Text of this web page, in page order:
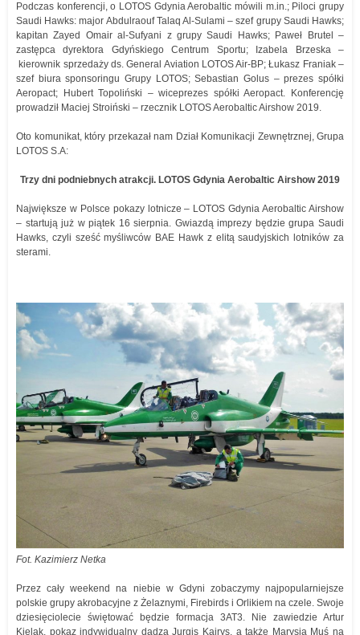
Podczas konferencji, o LOTOS Gdynia Aerobaltic mówili m.in.; Piloci grupy
Saudi Hawks: major Abdulraouf Talaq Al-Sulami – szef grupy Saudi Hawks;
kapitan Zayed Omair al-Sufyani z grupy Saudi Hawks; Paweł Brutel –
zastępca dyrektora Gdyńskiego Centrum Sportu; Izabela Brzeska –
kierownik sprzedaży ds. General Aviation LOTOS Air-BP; Łukasz Franiak –
szef biura sponsoringu Grupy LOTOS; Sebastian Golus – prezes spółki
Aeropact; Hubert Topoliński – wiceprezes spółki Aeropact. Konferencję
prowadził Maciej Stroiński – rzecznik LOTOS Aerobaltic Airshow 2019.
Oto komunikat, który przekazał nam Dział Komunikacji Zewnętrznej, Grupa
LOTOS S.A:
Trzy dni podniebnych atrakcji. LOTOS Gdynia Aerobaltic Airshow 2019
Największe w Polsce pokazy lotnicze – LOTOS Gdynia Aerobaltic Airshow
– startują już w piątek 16 sierpnia. Gwiazdą imprezy będzie grupa Saudi
Hawks, czyli sześć myśliwców BAE Hawk z elitą saudyjskich lotników za
sterami.
Fot. Kazimierz Netka
Przez cały weekend na niebie w Gdyni zobaczymy najpopularniejsze
polskie grupy akrobacyjne z Żelaznymi, Firebirds i Orlikiem na czele. Swoje
dziesięciolecie świętować będzie formacja 3AT3. Nie zawiedzie Artur
Kielak, pokaz indywidualny dadzą Jurgis Kairys, a także Marysia Muś na